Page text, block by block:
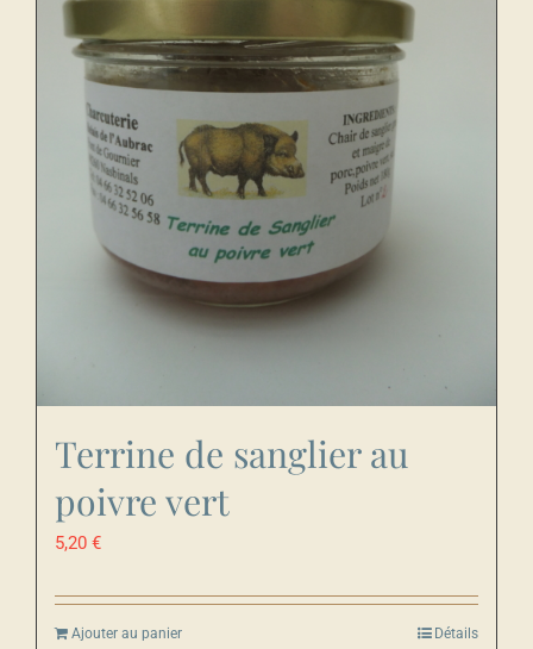
Terrine de sanglier au
poivre vert
5,20 €
Ajouter au panier Détails